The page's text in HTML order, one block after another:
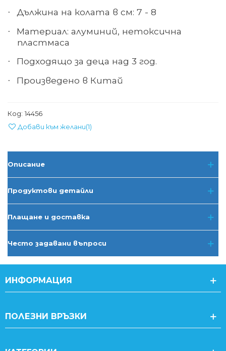
· Дължина на колата в см: 7 - 8
·
Материал: алуминий, нетоксична
пластмаса
· Подходящо за деца над 3 год.
· Произведено в Китай
Код: 14456
Добави към желани(1)
Описание
Продуктови детайли
Плащане и доставка
Често задавани въпроси
ИНФОРМАЦИЯ
ПОЛЕЗНИ ВРЪЗКИ